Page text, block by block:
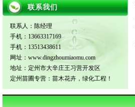
联系我们
联系人：陈经理
手机：13663317169
手机：13513438611
网址：www.dingzhoumiaomu.com
地址：定州市大辛庄王习营开发区
定州苗圃专营：苗木花卉，绿化工程！